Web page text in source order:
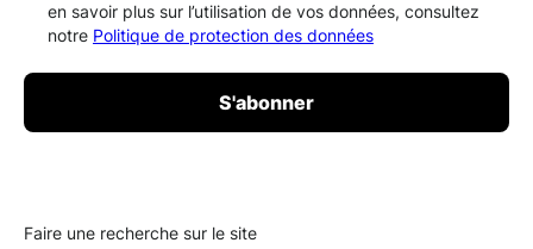
en savoir plus sur l’utilisation de vos données, consultez
notre Politique de protection des données
Faire une recherche sur le site